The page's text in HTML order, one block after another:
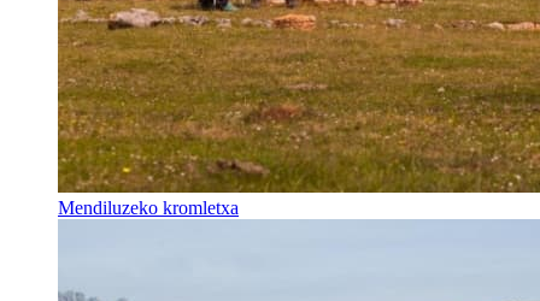
Mendiluzeko kromletxa